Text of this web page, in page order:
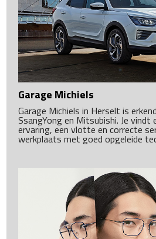
Garage Michiels
Garage Michiels in Herselt is
SsangYong en Mitsubishi. Je vindt
ervaring, een vlotte en correcte
werkplaats met goed opgeleide